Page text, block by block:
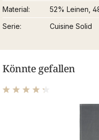
Material
52% Leinen,
Serie
Cuisine Solid
Könnte gefallen
Durchschnittliche